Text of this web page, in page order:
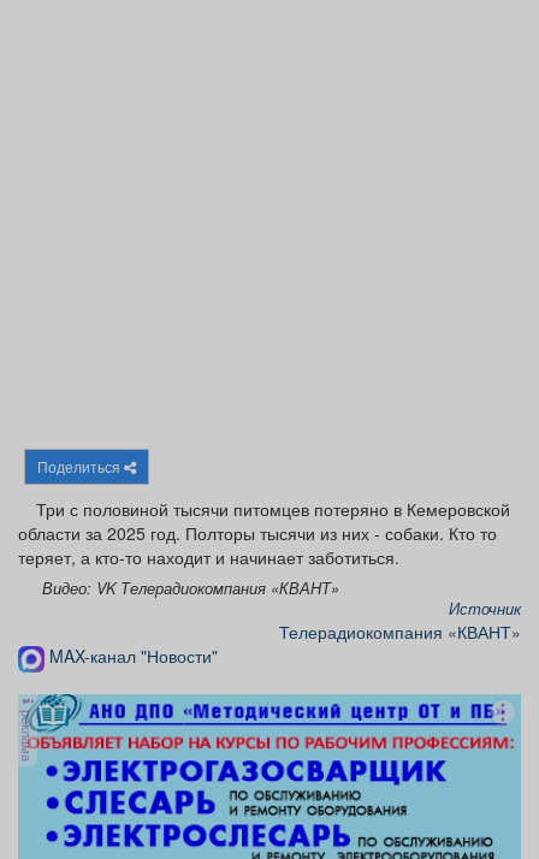
Поделиться
Три с половиной тысячи питомцев потеряно в Кемеровской
области за 2025 год. Полторы тысячи из них - собаки. Кто то
теряет, а кто-то находит и начинает заботиться.
Видео: VK Телерадиокомпания «КВАНТ»
Источник
Телерадиокомпания «КВАНТ»
MAX-канал "Новости"
реклама